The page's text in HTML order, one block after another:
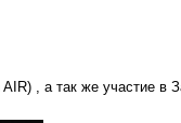
, а так же участие в